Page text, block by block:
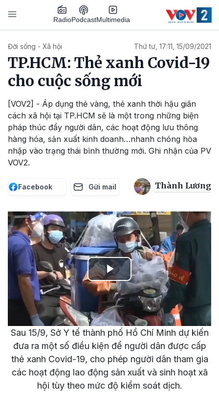
Nhảy đến nội dung
RadioPodcastMultimedia
Đời sống - Xã hội Thứ tư, 17:11, 15/09/2021
TP.HCM: Thẻ xanh Covid-19
cho cuộc sống mới
[VOV2] - Áp dụng thẻ vàng, thẻ xanh thời hậu giãn
cách xã hội tại TP.HCM sẽ là một trong những biện
pháp thúc đẩy người dân, các hoạt động lưu thông
hàng hóa, sản xuất kinh doanh…nhanh chóng hòa
nhập vào trạng thái bình thường mới. Ghi nhận của PV
VOV2.
Facebook Gửi mail Thành Lương
Play
Video
Sau 15/9, Sở Y tế thành phố Hồ Chí Minh dự kiến
đưa ra một số điều kiện để người dân được cấp
thẻ xanh Covid-19, cho phép người dân tham gia
các hoạt động lao động sản xuất và sinh hoạt xã
hội tùy theo mức độ kiểm soát dịch.